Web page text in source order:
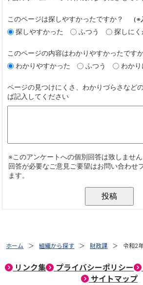
ホーム 組織から探す 財政課 令和2
リンク集 プライバシーポリシー
サイトマップ